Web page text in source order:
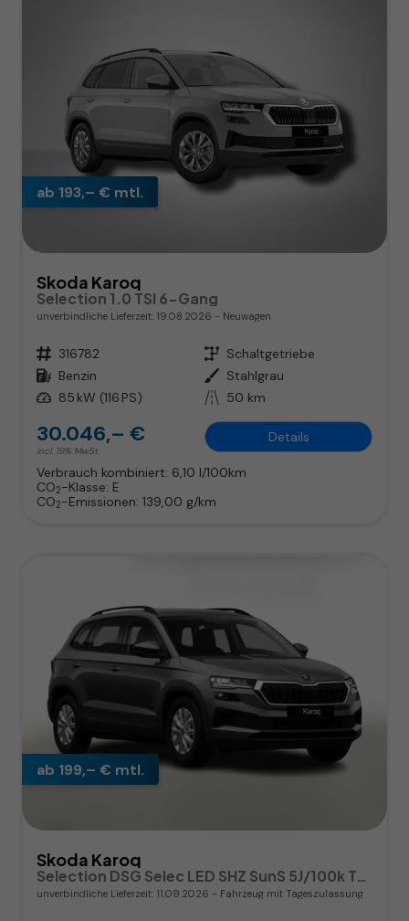
ab 193,– € mtl.
Skoda Karoq
Selection 1.0 TSI 6-Gang
unverbindliche Lieferzeit: 19.08.2026 Neuwagen
Fahrzeugnr. 316782 Getriebe Schaltgetriebe
Kraftstoff Benzin Außenfarbe Stahlgrau
Leistung 85 kW (116 PS) Kilometerstand 50 km
30.046,– €
incl. 19% MwSt.
Details
Verbrauch kombiniert: 6,10 l/100km
CO2-Klasse: E
CO2-Emissionen: 139,00 g/km
ab 199,– € mtl.
Skoda Karoq
unverbindliche Lieferzeit: 11.09.2026 Fahrzeug mit Tageszulassung